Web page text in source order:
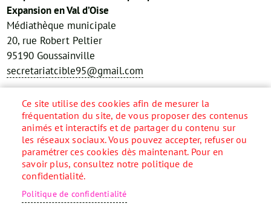
Expansion en Val d’Oise
Médiathèque municipale
20, rue Robert Peltier
95190 Goussainville
secretariatcible95@gmail.com
Réseaux sociaux
Menu
Pied
page
Accueil
Plan du site
Contact
Ce site utilise des cookies afin de mesurer la
fréquentation du site, de vous proposer des contenus
animés et interactifs et de partager du contenu sur
les réseaux sociaux. Vous pouvez accepter, refuser ou
paramétrer ces cookies dès maintenant. Pour en
savoir plus, consultez notre politique de
confidentialité.
Politique de confidentialité